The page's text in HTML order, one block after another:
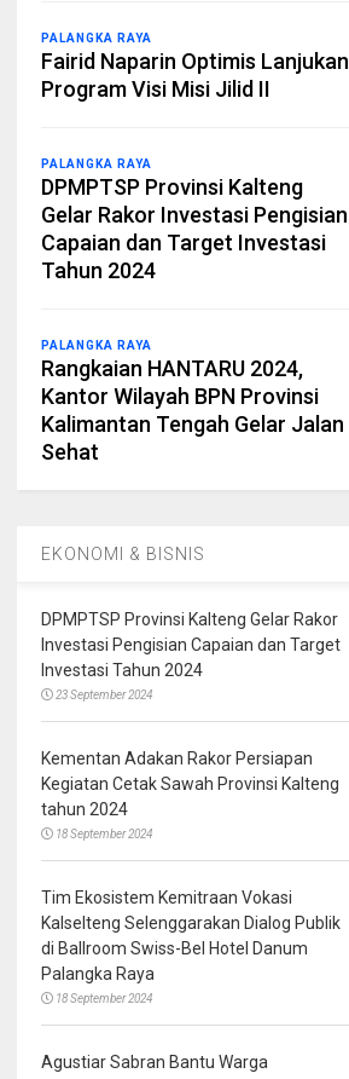
PALANGKA RAYA
Fairid Naparin Optimis Lanjukan
Program Visi Misi Jilid II
PALANGKA RAYA
DPMPTSP Provinsi Kalteng
Gelar Rakor Investasi Pengisian
Capaian dan Target Investasi
Tahun 2024
PALANGKA RAYA
Rangkaian HANTARU 2024,
Kantor Wilayah BPN Provinsi
Kalimantan Tengah Gelar Jalan
Sehat
EKONOMI & BISNIS
DPMPTSP Provinsi Kalteng Gelar Rakor
Investasi Pengisian Capaian dan Target
Investasi Tahun 2024
23 September 2024
Kementan Adakan Rakor Persiapan
Kegiatan Cetak Sawah Provinsi Kalteng
tahun 2024
18 September 2024
Tim Ekosistem Kemitraan Vokasi
Kalselteng Selenggarakan Dialog Publik
di Ballroom Swiss-Bel Hotel Danum
Palangka Raya
18 September 2024
Agustiar Sabran Bantu Warga